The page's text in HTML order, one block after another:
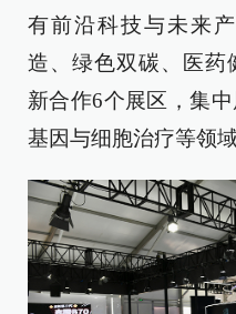
有前沿科技与未来
造、绿色双碳、医药
新合作6个展区，集
基因与细胞治疗等领